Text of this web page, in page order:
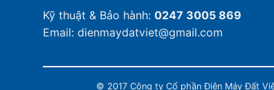
Kỹ thuật & Bảo hành: 0247 3005 869
Email: dienmaydatviet@gmail.com
© 2017 Công ty Cổ phần Điện Máy Đất